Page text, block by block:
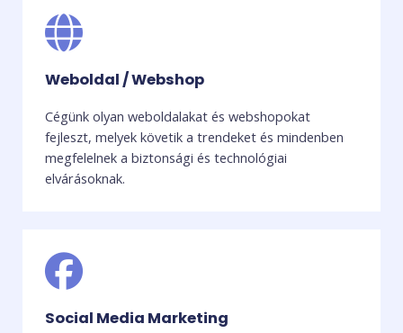
Weboldal / Webshop
Cégünk olyan weboldalakat és webshopokat
fejleszt, melyek követik a trendeket és mindenben
megfelelnek a biztonsági és technológiai
elvárásoknak.
Social Media Marketing